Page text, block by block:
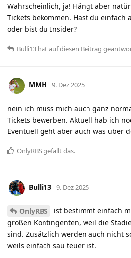
Wahrscheinlich, ja! Hängt aber
Tickets bekommen. Hast du einfach
oder bist du Insider?
Bulli13 hatauf diesen Beitrag
MMH 9. Dez 2025
nein ich muss mich auch ganz
Tickets bewerben. Aktuell hab ich
Eventuell geht aber auch was über
OnlyRBSgefällt das.
Bulli13 9. Dez 2025
OnlyRBS
ist bestimmt einfach
großen Kontingenten, weil die
sind. Zusätzlich werden auch nicht
weils einfach sau teuer ist.